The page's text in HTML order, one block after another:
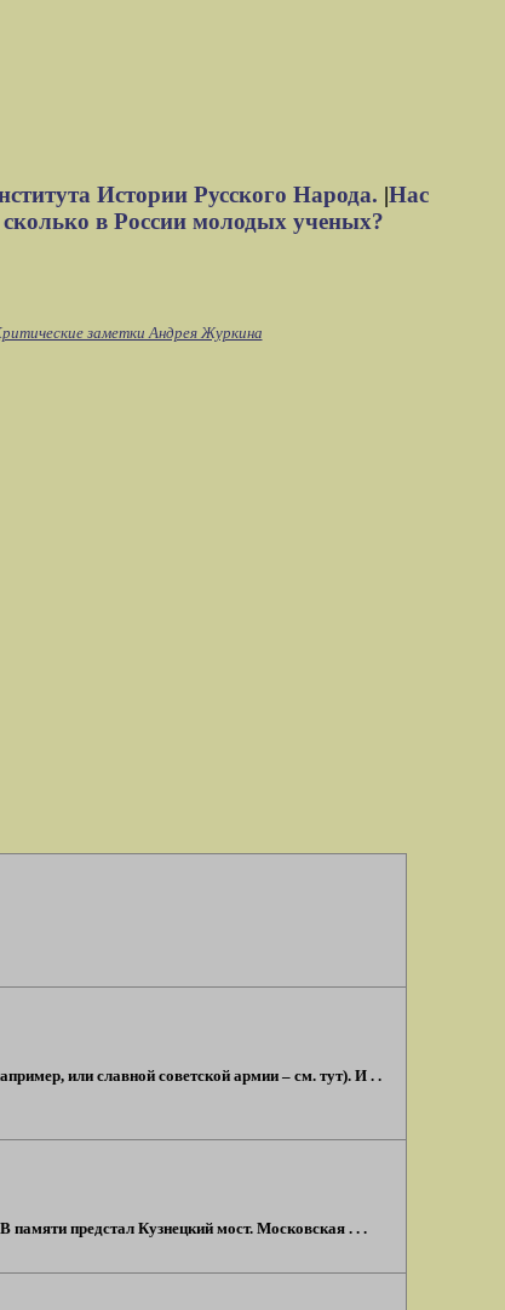
Истории Русского Народа. |Нас
в России молодых ученых?
заметки Андрея Журкина
или славной советской армии – см. тут). И . .
памяти предстал Кузнецкий мост. Московская . . .